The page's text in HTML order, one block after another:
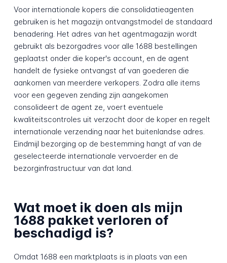
Voor internationale kopers die consolidatieagenten
gebruiken is het magazijn ontvangstmodel de standaard
benadering. Het adres van het agentmagazijn wordt
gebruikt als bezorgadres voor alle 1688 bestellingen
geplaatst onder die koper's account, en de agent
handelt de fysieke ontvangst af van goederen die
aankomen van meerdere verkopers. Zodra alle items
voor een gegeven zending zijn aangekomen
consolideert de agent ze, voert eventuele
kwaliteitscontroles uit verzocht door de koper en regelt
internationale verzending naar het buitenlandse adres.
Eindmijl bezorging op de bestemming hangt af van de
geselecteerde internationale vervoerder en de
bezorginfrastructuur van dat land.
Wat moet ik doen als mijn
1688 pakket verloren of
beschadigd is?
Omdat 1688 een marktplaats is in plaats van een